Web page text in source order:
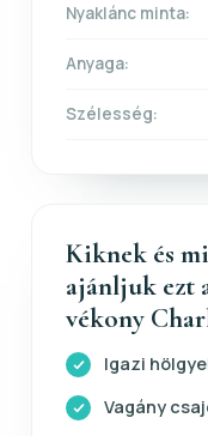
Nyaklánc minta:
Anyaga:
Szélesség:
Kiknek és
ajánljuk ezt
vékony
Igazi
Vagány